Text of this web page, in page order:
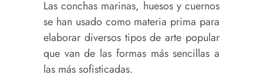
Las conchas marinas, huesos y cuernos
se han usado como materia prima para
elaborar diversos tipos de arte popular
que van de las formas más sencillas a
las más sofisticadas.